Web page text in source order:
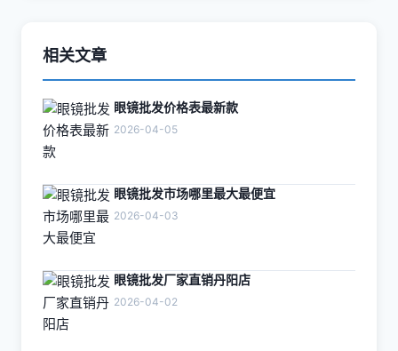
相关文章
眼镜批发价格表最新款
2026-04-05
眼镜批发市场哪里最大最便宜
2026-04-03
眼镜批发厂家直销丹阳店
2026-04-02